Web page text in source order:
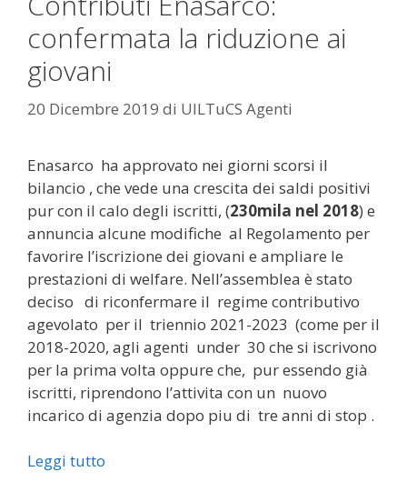
confermata la riduzione ai
giovani
20 Dicembre 2019 di UILTuCS Agenti
Enasarco ha approvato nei giorni scorsi il
bilancio , che vede una crescita dei saldi positivi
pur con il calo degli iscritti, (230mila nel 2018) e
annuncia alcune modifiche al Regolamento per
favorire l’iscrizione dei giovani e ampliare le
prestazioni di welfare. Nell’assemblea è stato
deciso di riconfermare il regime contributivo
agevolato per il triennio 2021-2023 (come per il
2018-2020, agli agenti under 30 che si iscrivono
per la prima volta oppure che, pur essendo già
iscritti, riprendono l’attivita con un nuovo
incarico di agenzia dopo piu di tre anni di stop .
Leggi tutto